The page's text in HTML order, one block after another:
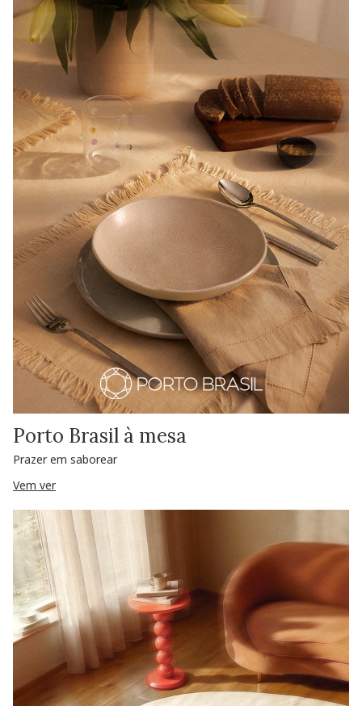
Porto Brasil à mesa
Prazer em saborear
Vem ver